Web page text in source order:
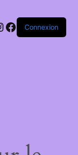
Facebook
Connexion